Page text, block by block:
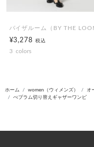
バイザルーム（BY THE
¥3,278税込
3 colors
ホーム women（ウィメンズ） オ
ぺプラム切り替えギャザーワンピ